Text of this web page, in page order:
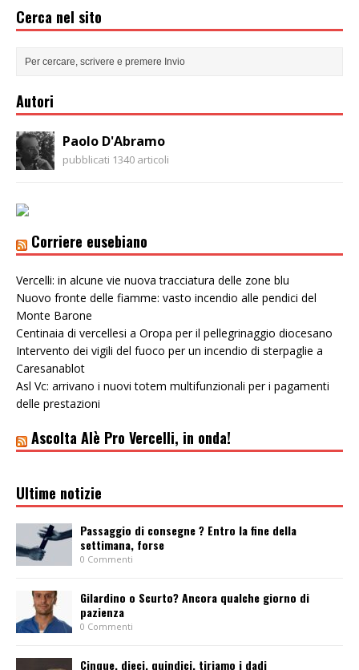
Cerca nel sito
Autori
Paolo D'Abramo
pubblicati 1340 articoli
Corriere eusebiano
Vercelli: in alcune vie nuova tracciatura delle zone blu
Nuovo fronte delle fiamme: vasto incendio alle pendici del
Monte Barone
Centinaia di vercellesi a Oropa per il pellegrinaggio diocesano
Intervento dei vigili del fuoco per un incendio di sterpaglie a
Caresanablot
Asl Vc: arrivano i nuovi totem multifunzionali per i pagamenti
delle prestazioni
Ascolta Alè Pro Vercelli, in onda!
Ultime notizie
Passaggio di consegne ? Entro la fine della
settimana, forse
0 Commenti
Gilardino o Scurto? Ancora qualche giorno di
pazienza
0 Commenti
Cinque, dieci, quindici, tiriamo i dadi